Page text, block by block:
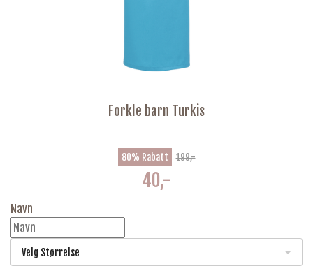
Forkle barn Turkis
80% Rabatt 199,-
40,-
Navn
Velg Størrelse